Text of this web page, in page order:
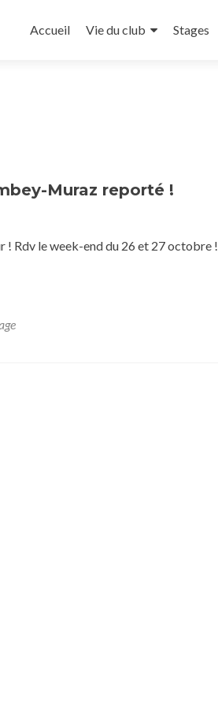
au
Accueil Vie du club Stages
Muraz reporté !
! Rdv le week-end du 26 et 27 octobre !